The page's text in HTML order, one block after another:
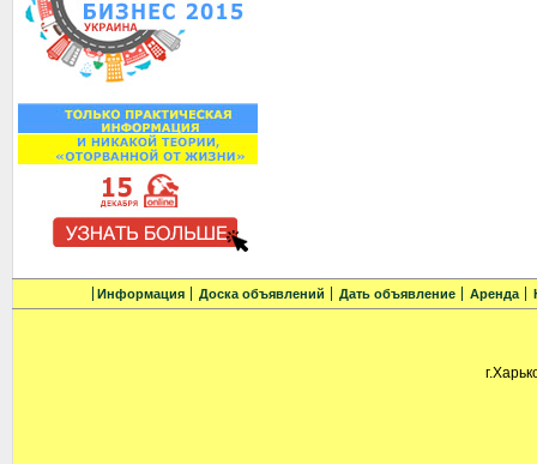
Информация Доска объявлений Дать объявление Аренда